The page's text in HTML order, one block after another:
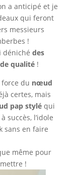
a anticipé et je
qui feront
messieurs
!
déniché des
qualité !
du nœud
certes, mais
pap styléqui
succès, l’idole
sans en faire
même pour
!